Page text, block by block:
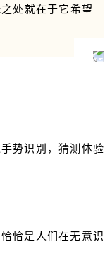
处就在于它希望
势识别，猜测体验
恰是人们在无意识